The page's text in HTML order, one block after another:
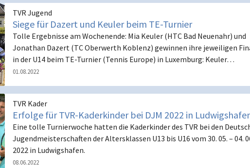
TVR Jugend
Siege für Dazert und Keuler beim TE-Turnier
Tolle Ergebnisse am Wochenende: Mia Keuler (HTC Bad Neuenahr) und
Jonathan Dazert (TC Oberwerth Koblenz) gewinnen ihre jeweiligen
in der U14 beim TE-Turnier (Tennis Europe) in Luxemburg: Keuler…
01.08.2022
TVR Kader
Erfolge für TVR-Kaderkinder bei DJM 2022 in
Eine tolle Turnierwoche hatten die Kaderkinder des TVR bei den
Jugendmeisterschaften der Altersklassen U13 bis U16 vom 30. 05. – 04.
2022 in Ludwigshafen.
08.06.2022